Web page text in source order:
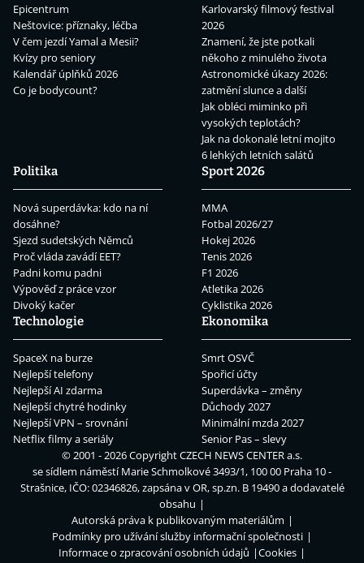
Epicentrum
Neštovice: příznaky, léčba
V čem jezdí Yamal a Mesii?
Kvízy pro seniory
Kalendář úplňků 2026
Co je bodycount?
Karlovarský filmový festival
2026
Znamení, že jste potkali
někoho z minulého života
Astronomické úkazy 2026:
zatmění slunce a další
Jak obléci miminko při
vysokých teplotách?
Jak na dokonalé letní mojito
6 lehkých letních salátů
Politika
Nová superdávka: kdo na ní
dosáhne?
Sjezd sudetských Němců
Proč vláda zavádí EET?
Padni komu padni
Výpověď z práce vzor
Divoký kačer
Sport 2026
MMA
Fotbal 2026/27
Hokej 2026
Tenis 2026
F1 2026
Atletika 2026
Cyklistika 2026
Technologie
SpaceX na burze
Nejlepší telefony
Nejlepší AI zdarma
Nejlepší chytré hodinky
Nejlepší VPN – srovnání
Netflix filmy a seriály
Ekonomika
Smrt OSVČ
Spořicí účty
Superdávka – změny
Důchody 2027
Minimální mzda 2027
Senior Pas – slevy
© 2001 - 2026 CopyrightCZECH NEWS CENTER a.s.
se sídlem náměstí Marie Schmolkové 3493/1, 100 00 Praha 10 -
Strašnice, IČO: 02346826, zapsána v OR, sp.zn. B 19490 a dodavatelé
obsahu
Autorská práva k publikovaným materiálům
Podmínky pro užívání služby informační společnosti
Informace o zpracování osobních údajů
Cookies